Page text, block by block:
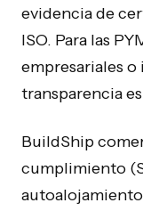
evidencia de
ISO. Para las
empresariales o
transparencia
BuildShip
cumplimiento